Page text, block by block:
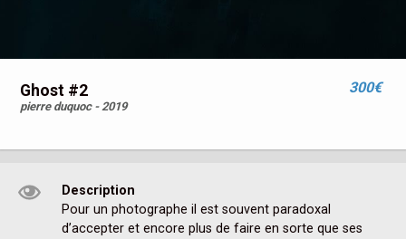
Ghost #2
pierre duquoc - 2019
300€
Description
Pour un photographe il est souvent paradoxal
d’accepter et encore plus de faire en sorte que ses